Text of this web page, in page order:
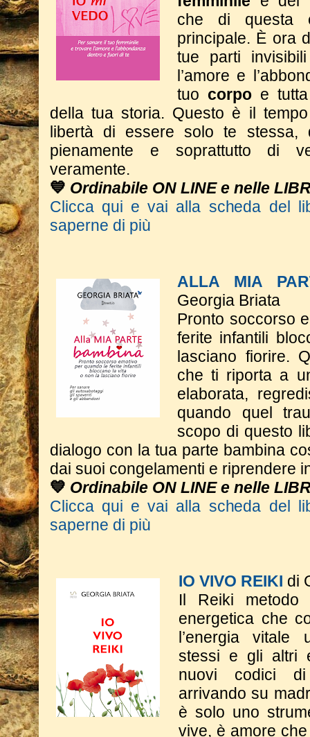
che di questa
principale. È ora
tue parti
l’amore e
tuo corpo e
della tua storia. Questo è il
libertà di essere solo te
pienamente e soprattutto di
veramente.
💙 Ordinabile ON LINE e nelle
Clicca qui e vai alla scheda del
saperne di più
ALLA MIA
Georgia Briata
Pronto soccorso
ferite infantili
lasciano fiorire.
che ti riporta a
elaborata,
quando quel
scopo di questo
dialogo con la tua parte bambina
dai suoi congelamenti e riprendere
💙 Ordinabile ON LINE e nelle
Clicca qui e vai alla scheda del
saperne di più
IO VIVO REIKI di
Il Reiki
energetica che
l’energia vitale
stessi e gli altri
nuovi codici
arrivando su
è solo uno
vive, è amore